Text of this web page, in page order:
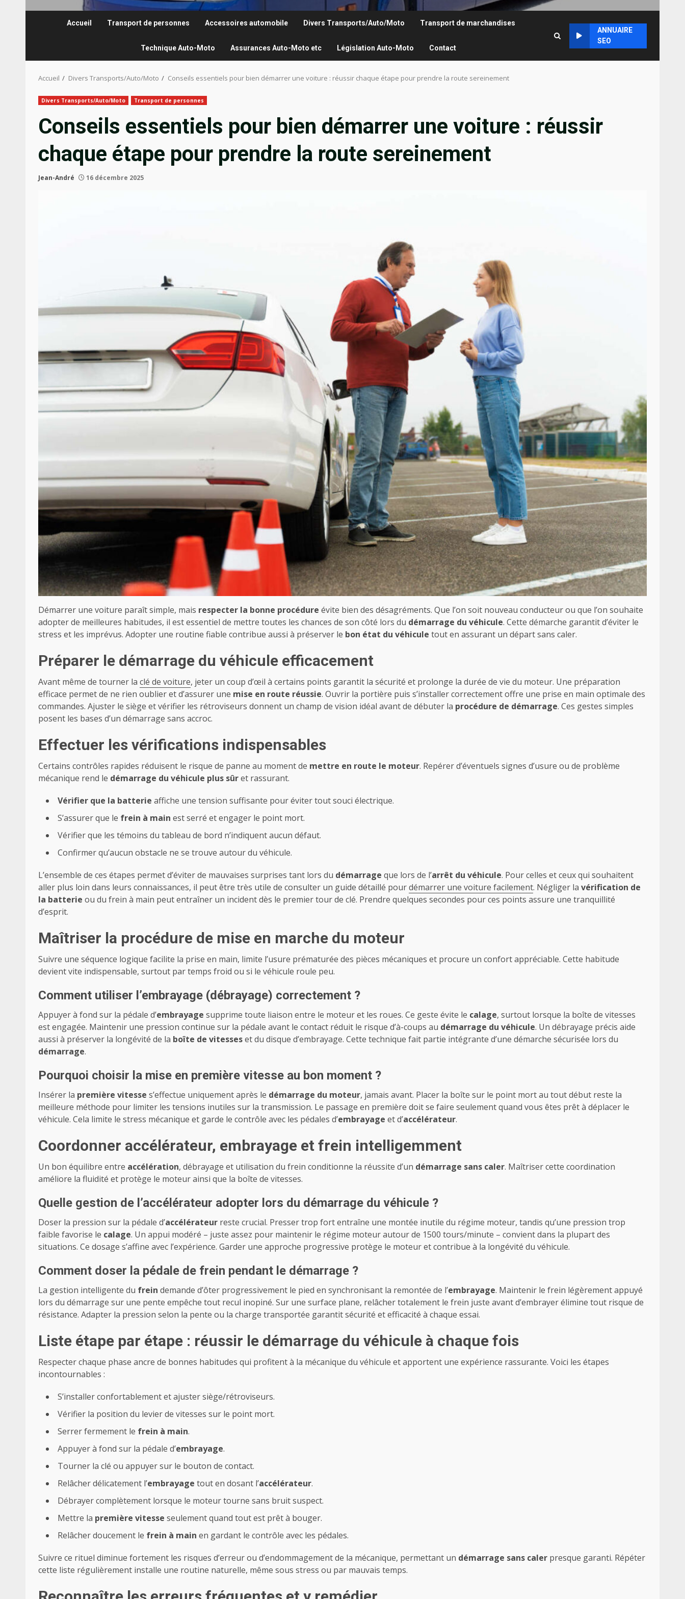
Accueil Transport de personnes Accessoires automobile Divers Transports/Auto/Moto Transport de marchandises
Technique Auto-Moto Assurances Auto-Moto etc Législation Auto-Moto Contact
ANNUAIRE
SEO
Accueil Divers Transports/Auto/Moto Conseils essentiels pour bien démarrer une voiture : réussir chaque étape pour prendre la route sereinement
Divers Transports/Auto/Moto Transport de personnes
Conseils essentiels pour bien démarrer une voiture : réussir
chaque étape pour prendre la route sereinement
Jean-André 16 décembre 2025
Démarrer une voiture paraît simple, mais respecter la bonne procédure évite bien des désagréments. Que l’on soit nouveau conducteur ou que l’on souhaite
adopter de meilleures habitudes, il est essentiel de mettre toutes les chances de son côté lors du démarrage du véhicule. Cette démarche garantit d’éviter le
stress et les imprévus. Adopter une routine fiable contribue aussi à préserver le bon état du véhicule tout en assurant un départ sans caler.
Préparer le démarrage du véhicule efficacement
Avant même de tourner la clé de voiture, jeter un coup d’œil à certains points garantit la sécurité et prolonge la durée de vie du moteur. Une préparation
efficace permet de ne rien oublier et d’assurer une mise en route réussie. Ouvrir la portière puis s’installer correctement offre une prise en main optimale des
commandes. Ajuster le siège et vérifier les rétroviseurs donnent un champ de vision idéal avant de débuter la procédure de démarrage. Ces gestes simples
posent les bases d’un démarrage sans accroc.
Effectuer les vérifications indispensables
Certains contrôles rapides réduisent le risque de panne au moment de mettre en route le moteur. Repérer d’éventuels signes d’usure ou de problème
mécanique rend le démarrage du véhicule plus sûret rassurant.
Vérifier que la batterie affiche une tension suffisante pour éviter tout souci électrique.
S’assurer que le frein à main est serré et engager le point mort.
Vérifier que les témoins du tableau de bord n’indiquent aucun défaut.
Confirmer qu’aucun obstacle ne se trouve autour du véhicule.
L’ensemble de ces étapes permet d’éviter de mauvaises surprises tant lors du démarrage que lors de l’arrêt du véhicule. Pour celles et ceux qui souhaitent
aller plus loin dans leurs connaissances, il peut être très utile de consulter un guide détaillé pourdémarrer une voiture facilement. Négliger la vérification de
la batterie ou du frein à main peut entraîner un incident dès le premier tour de clé. Prendre quelques secondes pour ces points assure une tranquillité
d’esprit.
Maîtriser la procédure de mise en marche du moteur
Suivre une séquence logique facilite la prise en main, limite l’usure prématurée des pièces mécaniques et procure un confort appréciable. Cette habitude
devient vite indispensable, surtout par temps froid ou si le véhicule roule peu.
Comment utiliser l’embrayage (débrayage) correctement ?
Appuyer à fond sur la pédale d’embrayage supprime toute liaison entre le moteur et les roues. Ce geste évite le calage, surtout lorsque la boîte de vitesses
est engagée. Maintenir une pression continue sur la pédale avant le contact réduit le risque d’à-coups au démarrage du véhicule. Un débrayage précis aide
aussi à préserver la longévité de la boîte de vitesseset du disque d’embrayage. Cette technique fait partie intégrante d’une démarche sécurisée lors du
démarrage.
Pourquoi choisir la mise en première vitesse au bon moment ?
Insérer la première vitesse s’effectue uniquement après le démarrage du moteur, jamais avant. Placer la boîte sur le point mort au tout début reste la
meilleure méthode pour limiter les tensions inutiles sur la transmission. Le passage en première doit se faire seulement quand vous êtes prêt à déplacer le
véhicule. Cela limite le stress mécanique et garde le contrôle avec les pédales d’embrayage et d’accélérateur.
Coordonner accélérateur, embrayage et frein intelligemment
Un bon équilibre entre accélération, débrayage et utilisation du frein conditionne la réussite d’un démarrage sans caler. Maîtriser cette coordination
améliore la fluidité et protège le moteur ainsi que la boîte de vitesses.
Quelle gestion de l’accélérateur adopter lors du démarrage du véhicule ?
Doser la pression sur la pédale d’accélérateur reste crucial. Presser trop fort entraîne une montée inutile du régime moteur, tandis qu’une pression trop
faible favorise le calage. Un appui modéré – juste assez pour maintenir le régime moteur autour de 1500 tours/minute – convient dans la plupart des
situations. Ce dosage s’affine avec l’expérience. Garder une approche progressive protège le moteur et contribue à la longévité du véhicule.
Comment doser la pédale de frein pendant le démarrage ?
La gestion intelligente du frein demande d’ôter progressivement le pied en synchronisant la remontée de l’embrayage. Maintenir le frein légèrement appuyé
lors du démarrage sur une pente empêche tout recul inopiné. Sur une surface plane, relâcher totalement le frein juste avant d’embrayer élimine tout risque de
résistance. Adapter la pression selon la pente ou la charge transportée garantit sécurité et efficacité à chaque essai.
Liste étape par étape : réussir le démarrage du véhicule à chaque fois
Respecter chaque phase ancre de bonnes habitudes qui profitent à la mécanique du véhicule et apportent une expérience rassurante. Voici les étapes
incontournables :
S’installer confortablement et ajuster siège/rétroviseurs.
Vérifier la position du levier de vitesses sur le point mort.
Serrer fermement le frein à main.
Appuyer à fond sur la pédale d’embrayage.
Tourner la clé ou appuyer sur le bouton de contact.
Relâcher délicatement l’embrayage tout en dosant l’accélérateur.
Débrayer complètement lorsque le moteur tourne sans bruit suspect.
Mettre la première vitesse seulement quand tout est prêt à bouger.
Relâcher doucement le frein à main en gardant le contrôle avec les pédales.
Suivre ce rituel diminue fortement les risques d’erreur ou d’endommagement de la mécanique, permettant un démarrage sans caler presque garanti. Répéter
cette liste régulièrement installe une routine naturelle, même sous stress ou par mauvais temps.